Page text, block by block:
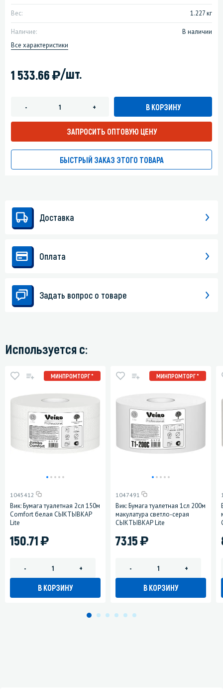
Вес: 1.227 кг
Наличие:
В наличии
Все характеристики
1 533.66)/шт.
- + В КОРЗИНУ
ЗАПРОСИТЬ ОПТОВУЮ ЦЕНУ
БЫСТРЫЙ ЗАКАЗ ЭТОГО ТОВАРА
Доставка
Оплата
Задать вопрос о товаре
Используется с:
МИНПРОМТОРГ *
1045412
Вик: Бумага туалетная 2сл 150м
Comfort белая СЫКТЫВКАР
Lite
150.71)
- +
В КОРЗИНУ
МИНПРОМТОРГ *
1047491
Вик: Бумага туалетная 1сл 200м
макулатура светло-серая
СЫКТЫВКАР Lite
73.15)
- +
В КОРЗИНУ